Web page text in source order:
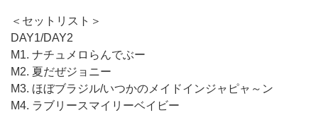
＜セットリスト＞
DAY1/DAY2
M1. ナチュメロらんでぶー
M2. 夏だぜジョニー
M3. ほぼブラジル/いつかのメイドインジャピャ～ン
M4. ラブリースマイリーベイビー